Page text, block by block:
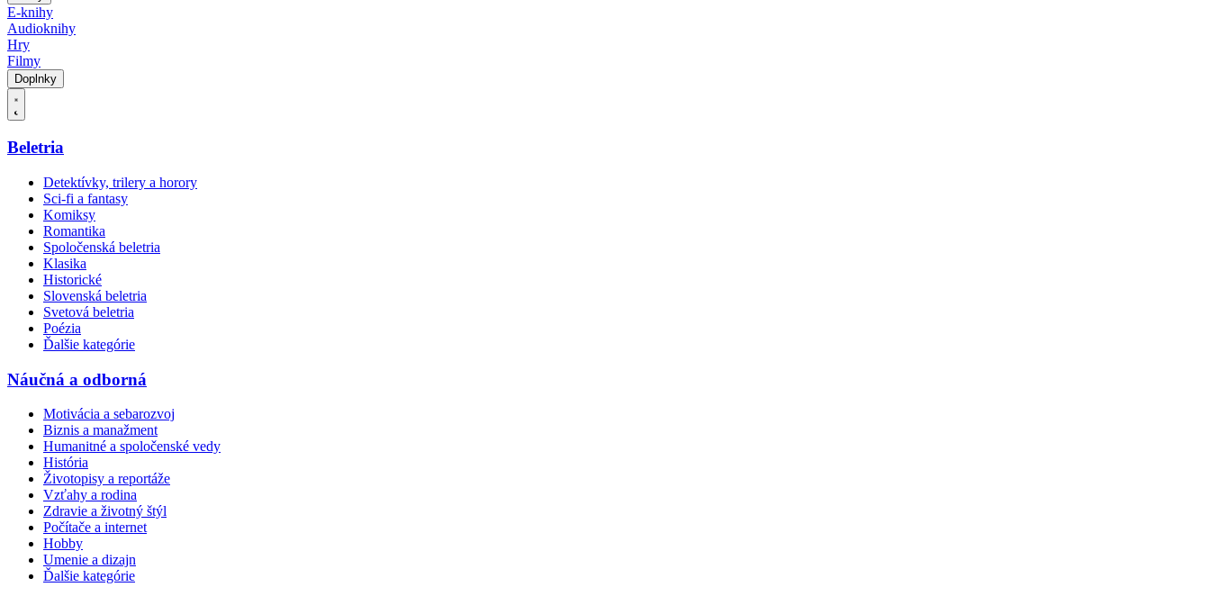
E-knihy
Audioknihy
Hry
Filmy
Doplnky
Beletria
Detektívky, trilery a horory
Sci-fi a fantasy
Komiksy
Romantika
Spoločenská beletria
Klasika
Historické
Slovenská beletria
Svetová beletria
Poézia
Ďalšie kategórie
Náučná a odborná
Motivácia a sebarozvoj
Biznis a manažment
Humanitné a spoločenské vedy
História
Životopisy a reportáže
Vzťahy a rodina
Zdravie a životný štýl
Počítače a internet
Hobby
Umenie a dizajn
Ďalšie kategórie